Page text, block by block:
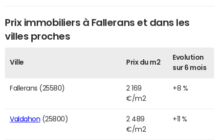
Prix immobiliers à Fallerans et dans les
villes proches
Ville Prix du m2
Evolution
sur 6 mois
Fallerans (25580)
2 169
€/m2
+8 %
Valdahon (25800)
2 489
€/m2
+11 %